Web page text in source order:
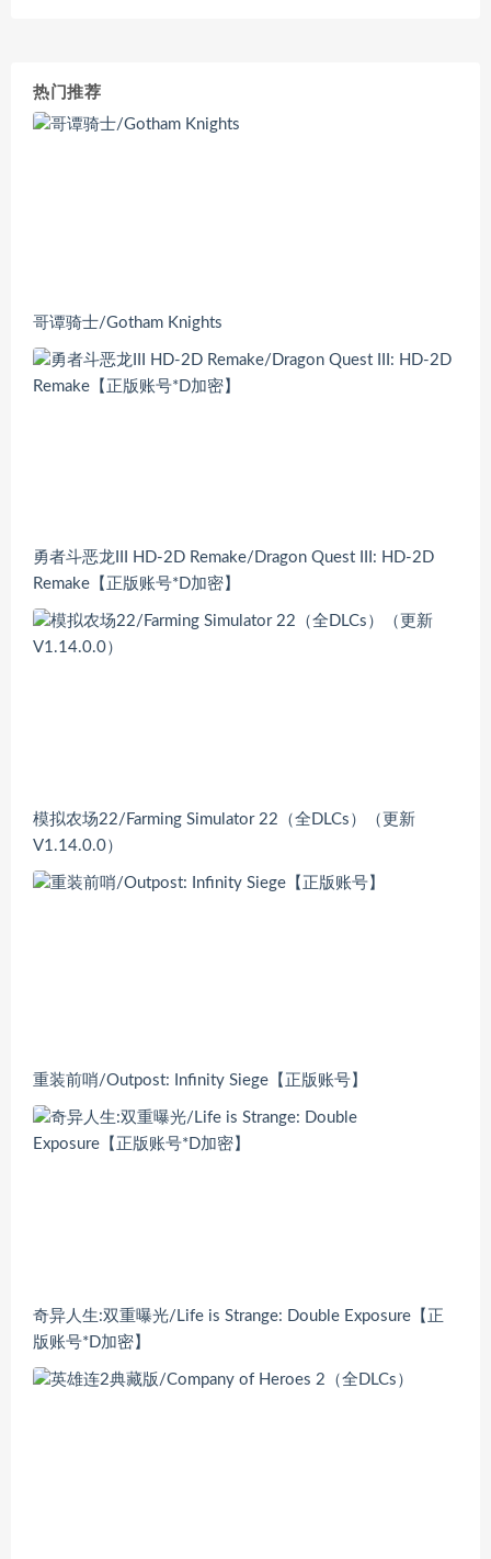
热门推荐
哥谭骑士/Gotham Knights
勇者斗恶龙III HD-2D Remake/Dragon Quest III: HD-2D
Remake【正版账号*D加密】
模拟农场22/Farming Simulator 22（全DLCs）（更新
V1.14.0.0）
重装前哨/Outpost: Infinity Siege【正版账号】
奇异人生:双重曝光/Life is Strange: Double Exposure【正
版账号*D加密】